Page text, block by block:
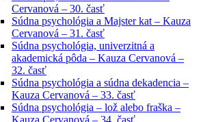
Cervanová – 30. časť
Súdna psychológia a Majster kat – Kauza
Cervanová – 31. časť
Súdna psychológia, univerzitná a
akademická pôda – Kauza Cervanová –
32. časť
Súdna psychológia a súdna dekadencia –
Kauza Cervanová – 33. časť
Súdna psychológia – lož alebo fraška –
Kauza Cervanová – 34. časť